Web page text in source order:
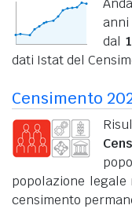
dal
dati Istat del
Censimento
popolazione legale
censimento